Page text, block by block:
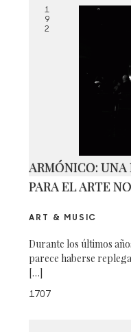
1
9
2
ARMÓNICO:
PARA EL ARTE
ART & MUSIC
Durante los últimos
parece haberse
[…]
1707